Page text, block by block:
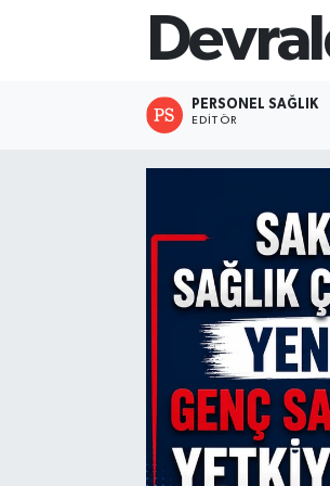
PERSONEL SAĞLIK
EDITÖR